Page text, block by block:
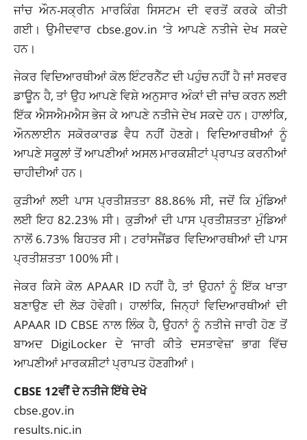
ਜਾਂਚ ਔਨ-ਸਕ੍ਰੀਨ ਮਾਰਕਿੰਗ ਸਿਸਟਮ ਦੀ ਵਰਤੋਂ ਕਰਕੇ ਕੀਤੀ
ਗਈ। ਉਮੀਦਵਾਰ cbse.gov.in ‘ਤੇ ਆਪਣੇ ਨਤੀਜੇ ਦੇਖ ਸਕਦੇ
ਹਨ।
ਜੇਕਰ ਵਿਦਿਆਰਥੀਆਂ ਕੋਲ ਇੰਟਰਨੈੱਟ ਦੀ ਪਹੁੰਚ ਨਹੀਂ ਹੈ ਜਾਂ ਸਰਵਰ
ਡਾਊਨ ਹੈ, ਤਾਂ ਉਹ ਆਪਣੇ ਵਿਸ਼ੇ ਅਨੁਸਾਰ ਅੰਕਾਂ ਦੀ ਜਾਂਚ ਕਰਨ ਲਈ
ਇੱਕ ਐਸਐਮਐਸ ਭੇਜ ਕੇ ਆਪਣੇ ਨਤੀਜੇ ਦੇਖ ਸਕਦੇ ਹਨ। ਹਾਲਾਂਕਿ,
ਔਨਲਾਈਨ ਸਕੋਰਕਾਰਡ ਵੈਧ ਨਹੀਂ ਹੋਣਗੇ। ਵਿਦਿਆਰਥੀਆਂ ਨੂੰ
ਆਪਣੇ ਸਕੂਲਾਂ ਤੋਂ ਆਪਣੀਆਂ ਅਸਲ ਮਾਰਕਸ਼ੀਟਾਂ ਪ੍ਰਾਪਤ ਕਰਨੀਆਂ
ਚਾਹੀਦੀਆਂ ਹਨ।
ਕੁੜੀਆਂ ਲਈ ਪਾਸ ਪ੍ਰਤੀਸ਼ਤਤਾ 88.86% ਸੀ, ਜਦੋਂ ਕਿ ਮੁੰਡਿਆਂ
ਲਈ ਇਹ 82.23% ਸੀ। ਕੁੜੀਆਂ ਦੀ ਪਾਸ ਪ੍ਰਤੀਸ਼ਤਤਾ ਮੁੰਡਿਆਂ
ਨਾਲੋਂ 6.73% ਬਿਹਤਰ ਸੀ। ਟਰਾਂਸਜੈਂਡਰ ਵਿਦਿਆਰਥੀਆਂ ਦੀ ਪਾਸ
ਪ੍ਰਤੀਸ਼ਤਤਾ 100% ਸੀ।
ਜੇਕਰ ਕਿਸੇ ਕੋਲ APAAR ID ਨਹੀਂ ਹੈ, ਤਾਂ ਉਹਨਾਂ ਨੂੰ ਇੱਕ ਖਾਤਾ
ਬਣਾਉਣ ਦੀ ਲੋੜ ਹੋਵੇਗੀ। ਹਾਲਾਂਕਿ, ਜਿਨ੍ਹਾਂ ਵਿਦਿਆਰਥੀਆਂ ਦੀ
APAAR ID CBSE ਨਾਲ ਲਿੰਕ ਹੈ, ਉਹਨਾਂ ਨੂੰ ਨਤੀਜੇ ਜਾਰੀ ਹੋਣ ਤੋਂ
ਬਾਅਦ DigiLocker ਦੇ ‘ਜਾਰੀ ਕੀਤੇ ਦਸਤਾਵੇਜ਼’ ਭਾਗ ਵਿੱਚ
ਆਪਣੀਆਂ ਮਾਰਕਸ਼ੀਟਾਂ ਪ੍ਰਾਪਤ ਹੋਣਗੀਆਂ।
CBSE 12ਵੀਂ ਦੇ ਨਤੀਜੇ ਇੱਥੇ ਦੇਖੋ
cbse.gov.in
results.nic.in